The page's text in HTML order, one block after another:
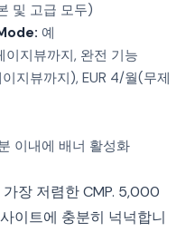
및 고급 모두)
예
지뷰까지, 완전 기능
지뷰까지), EUR 4/월(무제
이내에 배너 활성화
장 저렴한 CMP. 5,000
이트에 충분히 넉넉합니